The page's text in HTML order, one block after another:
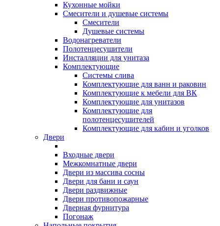
Кухонные мойки
Смесители и душевые системы
Смесители
Душевые системы
Водонагреватели
Полотенцесушители
Инсталляции для унитаза
Комплектующие
Системы слива
Комплектующие для ванн и раковин
Комплектующие к мебели для ВК
Комплектующие для унитазов
Комплектующие для
полотенцесушителей
Комплектующие для кабин и уголков
Двери
Входные двери
Межкомнатные двери
Двери из массива сосны
Двери для бани и саун
Двери раздвижные
Двери противопожарные
Дверная фурнитура
Погонаж